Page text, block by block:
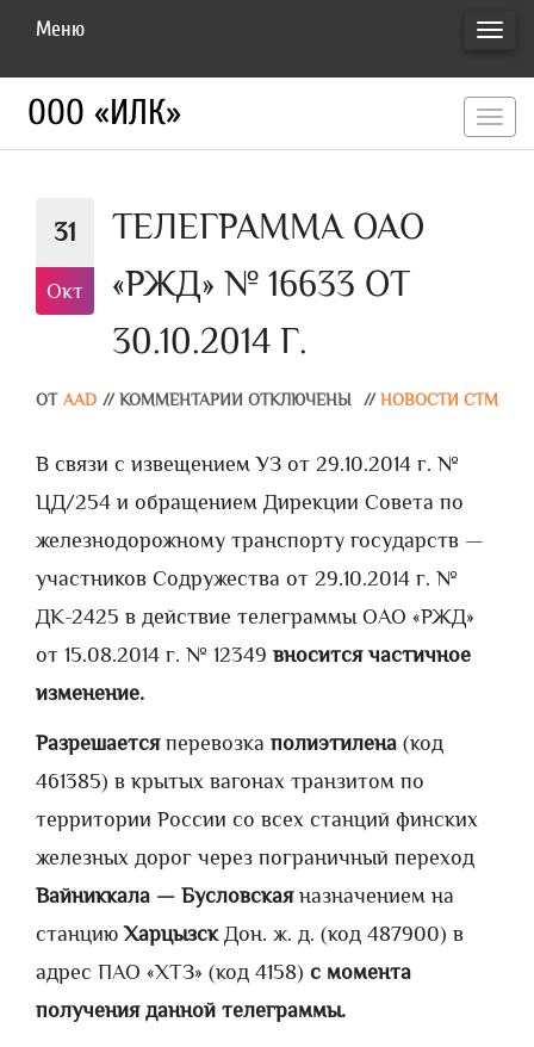
Меню
ООО «ИЛК»
31
Окт
ТЕЛЕГРАММА ОАО
«РЖД» № 16633 ОТ
30.10.2014 Г.
ОТ AAD // КОММЕНТАРИИ ОТКЛЮЧЕНЫ // НОВОСТИ СТМ
В связи с извещением УЗ от 29.10.2014 г. №
ЦД/254 и обращением Дирекции Совета по
железнодорожному транспорту государств —
участников Содружества от 29.10.2014 г. №
ДК-2425 в действие телеграммы ОАО «РЖД»
от 15.08.2014 г. № 12349 вносится частичное
изменение.
Разрешается перевозка полиэтилена (код
461385) в крытых вагонах транзитом по
территории России со всех станций финских
железных дорог через пограничный переход
Вайниккала — Бусловскаяназначением на
станциюХарцызскДон. ж. д. (код 487900) в
адрес ПАО «ХТЗ» (код 4158) с момента
получения данной телеграммы.